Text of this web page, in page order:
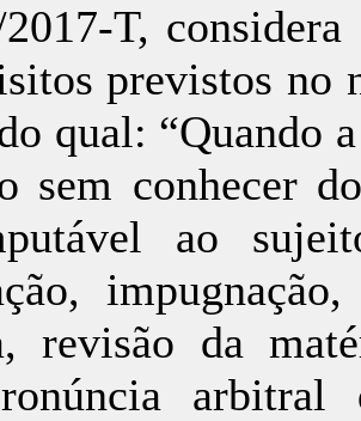
T,
previstos no
qual: “Quando
sem conhecer
ao
revisão da
arbitral